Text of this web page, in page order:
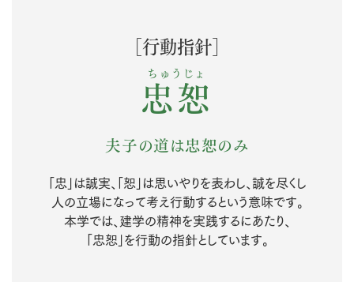
［行動指針］
忠恕
ちゅうじょ
夫子の道は忠恕のみ
「忠」は誠実、「恕」は思いやりを表わし、誠を尽くし
人の立場になって考え行動するという意味です。
本学では、建学の精神を実践するにあたり、
「忠恕」を行動の指針としています。